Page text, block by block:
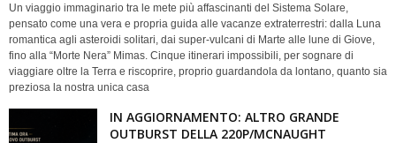
Un viaggio immaginario tra le mete più affascinanti del Sistema Solare,
pensato come una vera e propria guida alle vacanze extraterrestri: dalla Luna
romantica agli asteroidi solitari, dai super-vulcani di Marte alle lune di Giove,
fino alla “Morte Nera” Mimas. Cinque itinerari impossibili, per sognare di
viaggiare oltre la Terra e riscoprire, proprio guardandola da lontano, quanto sia
preziosa la nostra unica casa
IN AGGIORNAMENTO: ALTRO GRANDE
OUTBURST DELLA 220P/MCNAUGHT